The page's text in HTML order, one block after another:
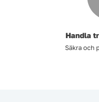
Handla
Säkra och